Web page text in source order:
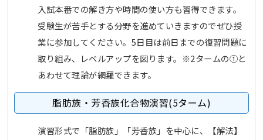
入試本番での解き方や時間の使い方も習得できます。
受験生が苦手とする分野を進めていきますのでぜひ授
業に参加してください。5日目は前日までの復習問題に
取り組み、レベルアップを図ります。※2タームの①と
あわせて理論が網羅できます。
脂肪族・芳香族化合物演習(5ターム)
演習形式で「脂肪族」「芳香族」を中心に、【解法】